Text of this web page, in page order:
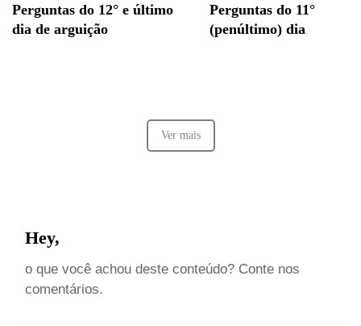
Perguntas do 12° e último
dia de arguição
Perguntas do 11°
(penúltimo) dia
Ver mais
Hey,
o que você achou deste conteúdo? Conte nos
comentários.